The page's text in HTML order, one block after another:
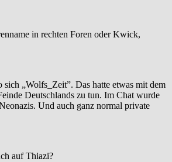
in rechten Foren oder Kwick,
„Wolfs_Zeit”. Das hatte etwas mit dem
Deutschlands zu tun. Im Chat wurde
Und auch ganz normal private
auf Thiazi?